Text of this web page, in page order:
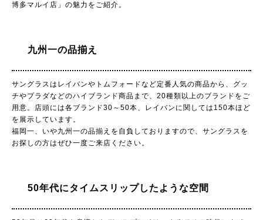
博多マルイ店」の魅力をご紹介。
九州一の品揃え
サングラスはレイバンやトムフォードなど定番人気の商品から、グッ
チやプラダなどのハイブランド商品まで、20種類以上のブランドをご
用意。店頭には各ブランド30～50本、レイバンに関しては150本ほど
を展示しています。
福岡一、いや九州一の品揃えを自負しておりますので、サングラスを
お探しの方はぜひ一度ご来店ください。
50年代にタイムスリップしたような空間